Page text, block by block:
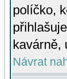
políčko,
kavárně,
Návrat